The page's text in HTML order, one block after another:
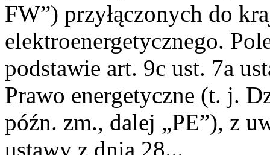
FW”) przyłączonych do
elektroenergetycznego.
podstawie art. 9c ust. 7a
Prawo energetyczne (t. j.
późn. zm., dalej „PE”), z
ustawy z dnia 28...